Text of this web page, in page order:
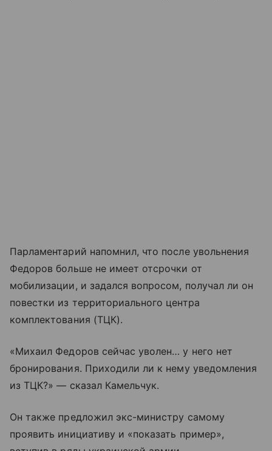
Парламентарий напомнил, что после увольнения
Федоров больше не имеет отсрочки от
мобилизации, и задался вопросом, получал ли он
повестки из территориального центра
комплектования (ТЦК).
«Михаил Федоров сейчас уволен… у него нет
бронирования. Приходили ли к нему уведомления
из ТЦК?» — сказал Камельчук.
Он также предложил экс-министру самому
проявить инициативу и «показать пример»,